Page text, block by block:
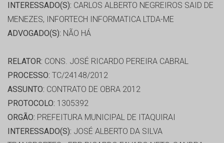
INTERESSADO(S): CARLOS ALBERTO NEGREIROS SAID DE
MENEZES, INFORTECH INFORMATICA LTDA-ME
ADVOGADO(S): NÃO HÁ
RELATOR: CONS. JOSÉ RICARDO PEREIRA CABRAL
PROCESSO: TC/24148/2012
ASSUNTO: CONTRATO DE OBRA 2012
PROTOCOLO: 1305392
ORGÃO: PREFEITURA MUNICIPAL DE ITAQUIRAI
INTERESSADO(S): JOSÉ ALBERTO DA SILVA